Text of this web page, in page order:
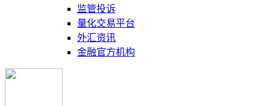
监管投诉
量化交易平台
外汇资讯
金融官方机构